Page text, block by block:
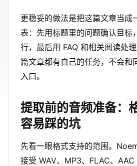
更稳妥的做法是把这篇文章当成
表：先用标题里的问题确认目标
行，最后用 FAQ 和相关阅读处
篇文章都有自己的任务，不会和
入口。
提取前的音频准备：
容易踩的坑
先看一眼格式支持的范围。
接受 WAV、MP3、FLAC、AAC